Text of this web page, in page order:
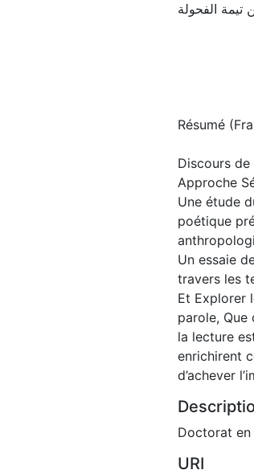
تيمة الفحولة
Résumé
Discours
Approche
Une étude
poétique
Un essaie
travers les
Et Explorer
parole,
la lecture
enrichirent
d’achever
Doctorat en
URI